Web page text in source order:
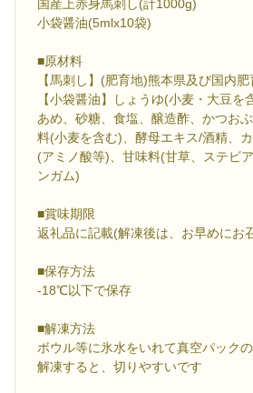
国産上赤身馬刺し(計1000g)
小袋醤油(5mlx10袋)
■原材料
【馬刺し】(肥育地)熊本県及び国内肥
【小袋醤油】しょうゆ(小麦・大豆を
あめ、砂糖、食塩、醸造酢、かつお
料(小麦を含む)、酵母エキス/酒精、
(アミノ酸等)、甘味料(甘草、ステビ
ンガム)
■賞味期限
返礼品に記載(解凍後は、お早めにお
■保存方法
-18℃以下で保存
■解凍方法
ボウル等に氷水をいれて真空パック
解凍すると、切りやすいです